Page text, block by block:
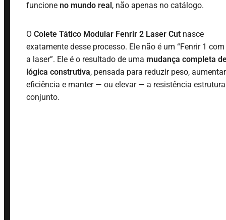
funcione no mundo real , não apenas no catálogo.
O Colete Tático Modular Fenrir 2 Laser Cut nasce
exatamente desse processo. Ele não é um “Fenrir 1
a laser”. Ele é o resultado de uma mudança completa
lógica construtiva, pensada para reduzir peso, aumentar
eficiência e manter — ou elevar — a resistência
conjunto.